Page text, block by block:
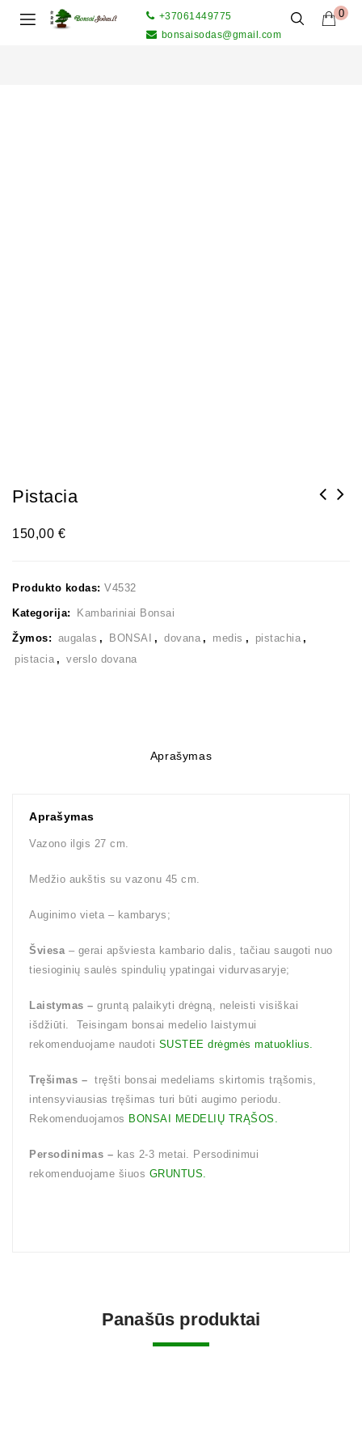
0
+37061449775
bonsaisodas@gmail.com
Pistacia
150,00€
Produkto kodas: V4532
Kategorija: Kambariniai Bonsai
Žymos: augalas , BONSAI , dovana , medis , pistachia ,
pistacia , verslo dovana
Aprašymas
Aprašymas
Vazono ilgis 27 cm.
Medžio aukštis su vazonu 45 cm.
Auginimo vieta – kambarys;
Šviesa– gerai apšviesta kambario dalis, tačiau saugoti nuo
tiesioginių saulės spindulių ypatingai vidurvasaryje;
Laistymas – gruntą palaikyti drėgną, neleisti visiškai
išdžiūti. Teisingam bonsai medelio laistymui
rekomenduojame naudoti SUSTEE drėgmės matuoklius.
Tręšimas – tręšti bonsai medeliams skirtomis trąšomis,
intensyviausias tręšimas turi būti augimo periodu.
Rekomenduojamos BONSAI MEDELIŲ TRĄŠOS.
Persodinimas – kas 2-3 metai. Persodinimui
rekomenduojame šiuos GRUNTUS.
Panašūs produktai